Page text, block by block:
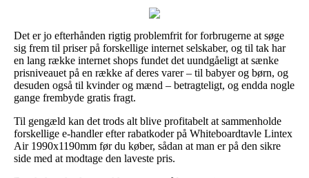
Det er jo efterhånden rigtig problemfrit for forbrugerne at søge
sig frem til priser på forskellige internet selskaber, og til tak har
en lang række internet shops fundet det uundgåeligt at sænke
prisniveauet på en række af deres varer – til babyer og børn, og
desuden også til kvinder og mænd – betragteligt, og endda nogle
gange frembyde gratis fragt.
Til gengæld kan det trods alt blive profitabelt at sammenholde
forskellige e-handler efter rabatkoder på Whiteboardtavle Lintex
Air 1990x1190mm før du køber, sådan at man er på den sikre
side med at modtage den laveste pris.